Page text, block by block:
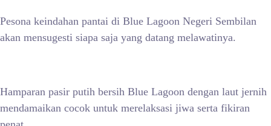
Pesona keindahan pantai di Blue Lagoon Negeri Sembilan
akan mensugesti siapa saja yang datang melawatinya.
Hamparan pasir putih bersih Blue Lagoon dengan laut jernih
mendamaikan cocok untuk merelaksasi jiwa serta fikiran